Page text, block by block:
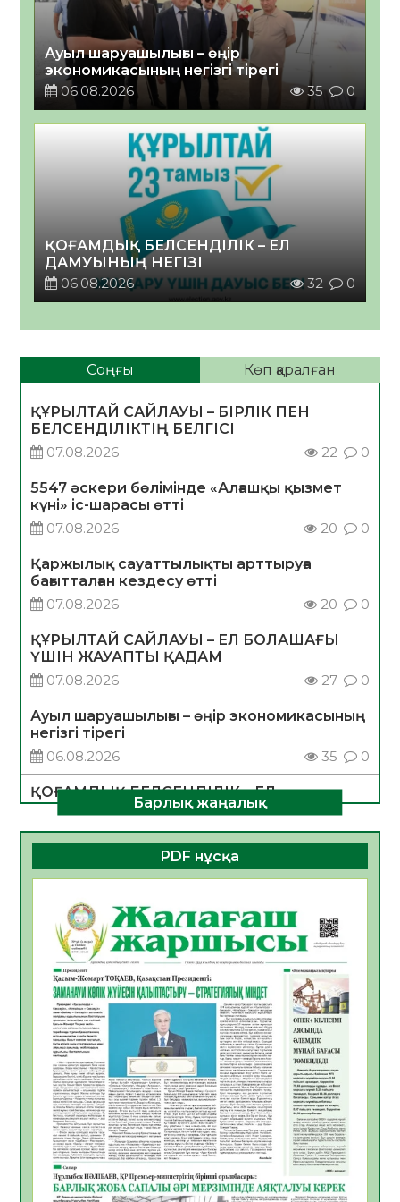
Ауыл шаруашылығы – өңір
экономикасының негізгі тірегі
06.08.2026
35 0
ҚОҒАМДЫҚ БЕЛСЕНДІЛІК – ЕЛ
ДАМУЫНЫҢ НЕГІЗІ
06.08.2026
32 0
Соңғы Көп қаралған
ҚҰРЫЛТАЙ САЙЛАУЫ – БІРЛІК ПЕН
БЕЛСЕНДІЛІКТІҢ БЕЛГІСІ
07.08.2026
22 0
5547 әскери бөлімінде «Алғашқы қызмет
күні» іс-шарасы өтті
07.08.2026
20 0
Қаржылық сауаттылықты арттыруға
бағытталған кездесу өтті
07.08.2026
20 0
ҚҰРЫЛТАЙ САЙЛАУЫ – ЕЛ БОЛАШАҒЫ
ҮШІН ЖАУАПТЫ ҚАДАМ
07.08.2026
27 0
Ауыл шаруашылығы – өңір экономикасының
негізгі тірегі
06.08.2026
35 0
ҚОҒАМДЫҚ БЕЛСЕНДІЛІК – ЕЛ
ДАМУЫНЫҢ НЕГІЗІ
06.08.2026
32 0
ҚҰРЫЛТАЙ САЙЛАУЫ – БОЛАШАҚҚА
БАСТАР ЖАУАПТЫ ТАҢДАУ
06.08.2026
Инфекциялық ауруларға қарсы иммундау
жұмыстарының тиімділігі
06.08.2026
36
Көкжөтел ауруы туралы
06.08.2026
33
АПВ вакцинасы туралы мәлімет
06.08.2026
33
Open Air: Қызылорда облысы полиция
департаменті 20 мыңнан астам
көрерменнің қауіпсіздігін қамтамасыз етті
06.08.2026
45
Барлық жаңалық
PDF нұсқа